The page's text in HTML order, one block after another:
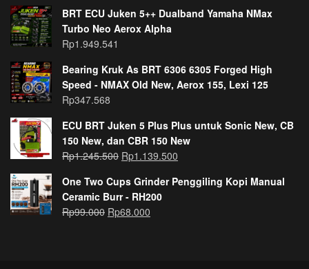
BRT ECU Juken 5++ Dualband Yamaha NMax
Turbo Neo Aerox Alpha
Rp1.949.541
Bearing Kruk As BRT 6306 6305 Forged High
Speed - NMAX Old New, Aerox 155, Lexi 125
Rp347.568
ECU BRT Juken 5 Plus Plus untuk Sonic New, CB
150 New, dan CBR 150 New
Rp1.245.500 Rp1.139.500
One Two Cups Grinder Penggiling Kopi Manual
Ceramic Burr - RH200
Rp99.000 Rp68.000